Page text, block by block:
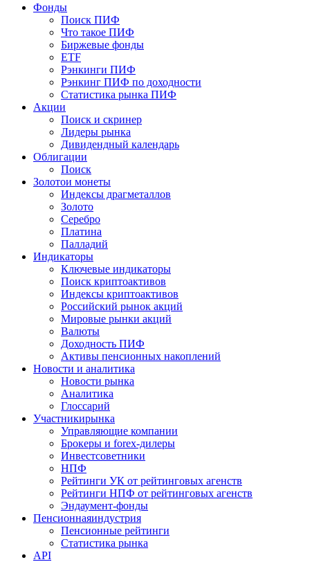
Фонды
Поиск ПИФ
Что такое ПИФ
Биржевые фонды
ETF
Рэнкинги ПИФ
Рэнкинг ПИФ по доходности
Статистика рынка ПИФ
Акции
Поиск и скринер
Лидеры рынка
Дивидендный календарь
Облигации
Поиск
Золотои монеты
Индексы драгметаллов
Золото
Серебро
Платина
Палладий
Индикаторы
Ключевые индикаторы
Поиск криптоактивов
Индексы криптоактивов
Российский рынок акций
Мировые рынки акций
Валюты
Доходность ПИФ
Активы пенсионных накоплений
Новости и аналитика
Новости рынка
Аналитика
Глоссарий
Участникирынка
Управляющие компании
Брокеры и forex-дилеры
Инвестсоветники
НПФ
Рейтинги УК от рейтинговых агенств
Рейтинги НПФ от рейтинговых агенств
Эндаумент-фонды
Пенсионнаяиндустрия
Пенсионные рейтинги
Статистика рынка
API